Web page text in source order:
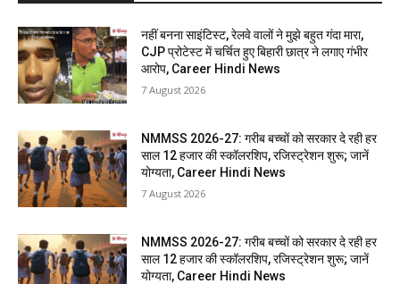
नहीं बनना साइंटिस्ट, रेलवे वालों ने मुझे बहुत गंदा मारा,
CJP प्रोटेस्ट में चर्चित हुए बिहारी छात्र ने लगाए गंभीर
आरोप, Career Hindi News
7 August 2026
NMMSS 2026-27: गरीब बच्चों को सरकार दे रही हर
साल 12 हजार की स्कॉलरशिप, रजिस्ट्रेशन शुरू; जानें
योग्यता, Career Hindi News
7 August 2026
NMMSS 2026-27: गरीब बच्चों को सरकार दे रही हर
साल 12 हजार की स्कॉलरशिप, रजिस्ट्रेशन शुरू; जानें
योग्यता, Career Hindi News